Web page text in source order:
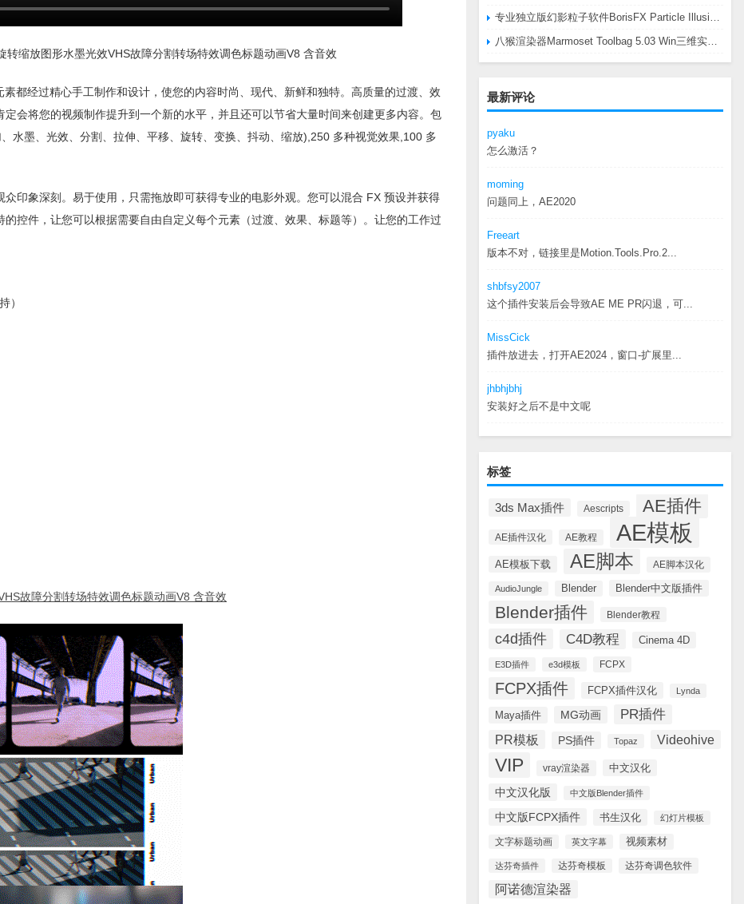
最新评论
pyaku
怎么激活？
moming
问题同上，AE2020
Freeart
版本不对，链接里是Motion.Tools.Pro.2...
shbfsy2007
这个插件安装后会导致AE ME PR闪退，可...
MissCick
插件放进去，打开AE2024，窗口-扩展里...
jhbhjbhj
安装好之后不是中文呢
标签
3ds Max插件 Aescripts AE插件
AE插件汉化 AE教程 AE模板
AE模板下载 AE脚本 AE脚本汉化
AudioJungle Blender Blender中文版插件
Blender插件 Blender教程
c4d插件 C4D教程 Cinema 4D
E3D插件 e3d模板 FCPX
FCPX插件 FCPX插件汉化 Lynda
Maya插件 MG动画 PR插件
PR模板 PS插件 Topaz Videohive
VIP vray渲染器 中文汉化
中文汉化版 中文版Blender插件
中文版FCPX插件 书生汉化 幻灯片模板
文字标题动画 英文字幕 视频素材
达芬奇插件 达芬奇模板 达芬奇调色软件
阿诺德渲染器
缩放图形水墨光效VHS故障分割转场特效调色标题动画V8 含音效
都经过精心手工制作和设计，使您的内容时尚、现代、新鲜和独特。高质量的过渡、效
会将您的视频制作提升到一个新的水平，并且还可以节省大量时间来创建更多内容。包
水墨、光效、分割、拉伸、平移、旋转、变换、抖动、缩放),250 多种视觉效果,100 多
印象深刻。易于使用，只需拖放即可获得专业的电影外观。您可以混合 FX 预设并获得
控件，让您可以根据需要自由自定义每个元素（过渡、效果、标题等）。让您的工作过
）
故障分割转场特效调色标题动画V8 含音效